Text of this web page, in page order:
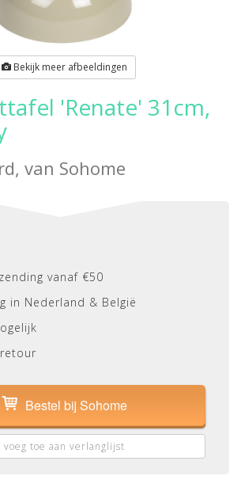
Bekijk meer afbeeldingen
'Renate' 31cm,
van Sohome
vanaf €50
in Nederland & België
Bestel bij Sohome
voeg toe aan verlanglijst